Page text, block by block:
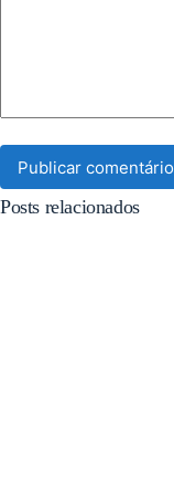
Publicar comentário
Posts relacionados